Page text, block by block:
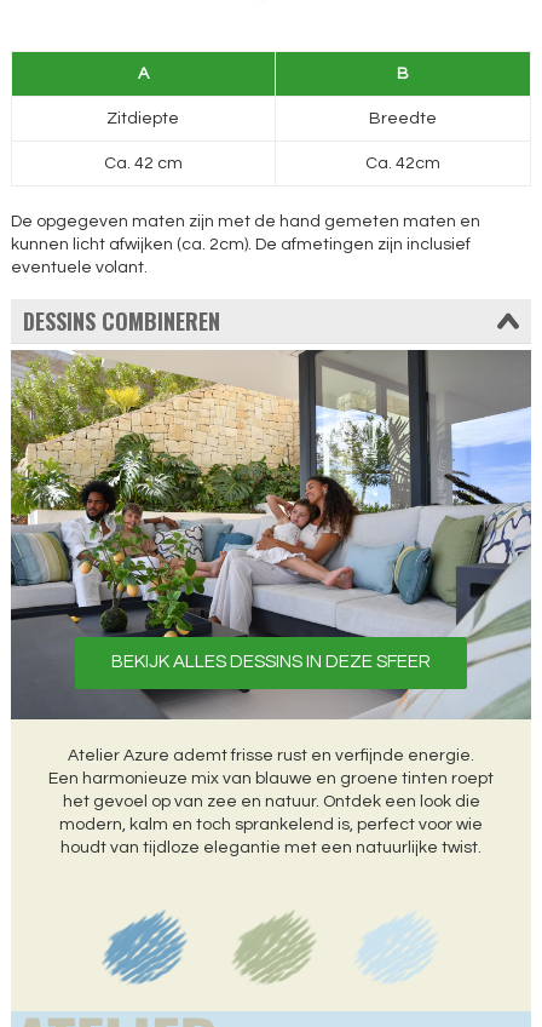
A B
Zitdiepte Breedte
Ca. 42 cm Ca. 42cm
De opgegeven maten zijn met de hand gemeten maten en
kunnen licht afwijken (ca. 2cm). De afmetingen zijn inclusief
eventuele volant.
DESSINS COMBINEREN
BEKIJK ALLES DESSINS IN DEZE SFEER
Atelier Azure ademt frisse rust en verfijnde energie.
Een harmonieuze mix van blauwe en groene tinten roept
het gevoel op van zee en natuur. Ontdek een look die
modern, kalm en toch sprankelend is, perfect voor wie
houdt van tijdloze elegantie met een natuurlijke twist.